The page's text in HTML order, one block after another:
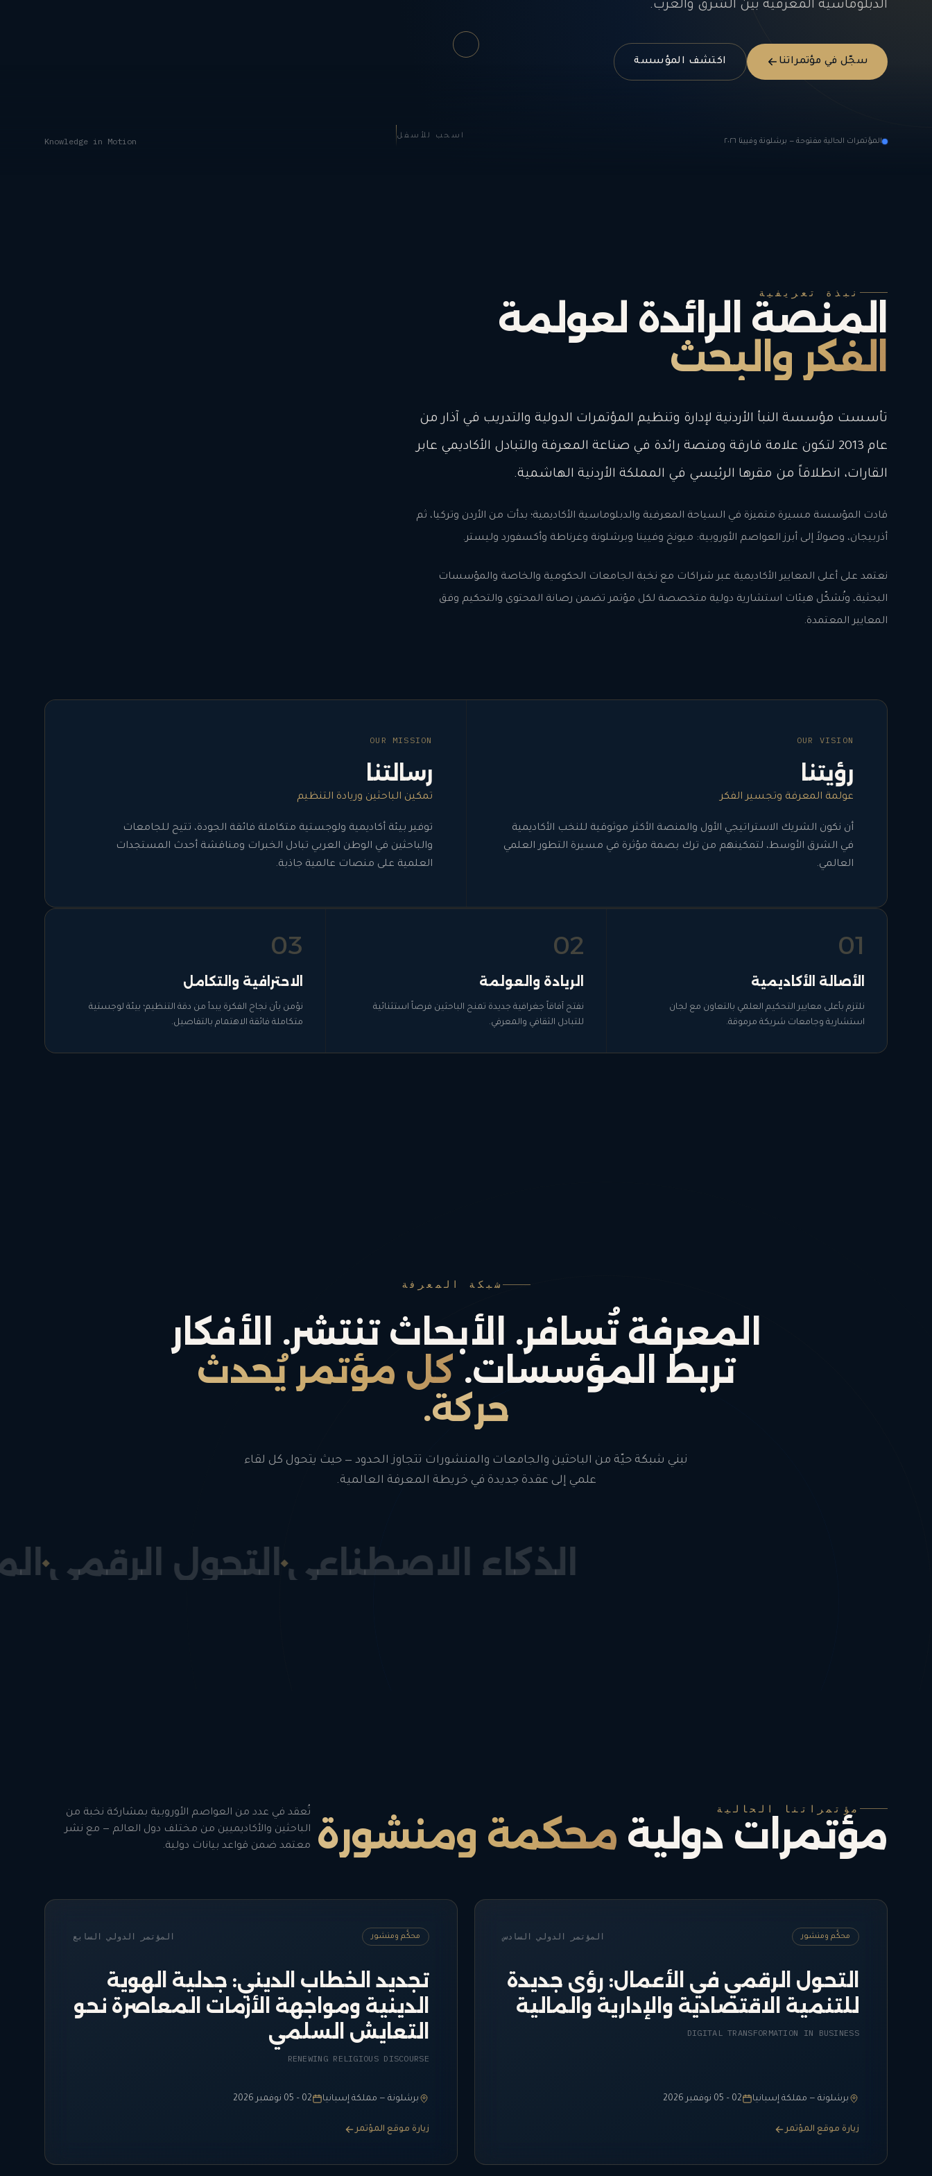
الدبلوماسية المعرفية بين الشرق والغرب.
سجّل في مؤتمراتنا اكتشف المؤسسة
المؤتمرات الحالية مفتوحة — برشلونة وفيينا ٢٠٢٦
اسحب للأسفل Knowledge in Motion
نبذة تعريفية
المنصة الرائدة لعولمة
الفكر والبحث
تأسست مؤسسة النبأ الأردنية لإدارة وتنظيم المؤتمرات الدولية والتدريب في آذار من
عام 2013 لتكون علامة فارقة ومنصة رائدة في صناعة المعرفة والتبادل الأكاديمي عابر
القارات، انطلاقاً من مقرها الرئيسي في المملكة الأردنية الهاشمية.
قادت المؤسسة مسيرة متميزة في السياحة المعرفية والدبلوماسية الأكاديمية؛ بدأت من الأردن وتركيا، ثم
أذربيجان، وصولاً إلى أبرز العواصم الأوروبية: ميونخ وفيينا وبرشلونة وغرناطة وأكسفورد وليستر.
نعتمد على أعلى المعايير الأكاديمية عبر شراكات مع نخبة الجامعات الحكومية والخاصة والمؤسسات
البحثية، ونُشكّل هيئات استشارية دولية متخصصة لكل مؤتمر تضمن رصانة المحتوى والتحكيم وفق
المعايير المعتمدة.
OUR VISION
رؤيتنا
عولمة المعرفة وتجسير الفكر
أن نكون الشريك الاستراتيجي الأول والمنصة الأكثر موثوقية للنخب الأكاديمية
في الشرق الأوسط، لتمكينهم من ترك بصمة مؤثرة في مسيرة التطور العلمي
العالمي.
OUR MISSION
رسالتنا
تمكين الباحثين وريادة التنظيم
توفير بيئة أكاديمية ولوجستية متكاملة فائقة الجودة، تتيح للجامعات
والباحثين في الوطن العربي تبادل الخبرات ومناقشة أحدث المستجدات
العلمية على منصات عالمية جاذبة.
01
الأصالة الأكاديمية
نلتزم بأعلى معايير التحكيم العلمي بالتعاون مع لجان
استشارية وجامعات شريكة مرموقة.
02
الريادة والعولمة
نفتح آفاقاً جغرافية جديدة تمنح الباحثين فرصاً استثنائية
للتبادل الثقافي والمعرفي.
03
الاحترافية والتكامل
نؤمن بأن نجاح الفكرة يبدأ من دقة التنظيم؛ بيئة لوجستية
متكاملة فائقة الاهتمام بالتفاصيل.
شبكة المعرفة
المعرفة تُسافر. الأبحاث تنتشر. الأفكار
تربط المؤسسات. كل مؤتمر يُحدث
حركة.
نبني شبكة حيّة من الباحثين والجامعات والمنشورات تتجاوز الحدود — حيث يتحول كل لقاء
علمي إلى عقدة جديدة في خريطة المعرفة العالمية.
الذكاء الاصطناعي التحول
مؤتمراتنا الحالية
مؤتمرات دولية محكّمة ومنشورة
تُعقد في عدد من العواصم الأوروبية بمشاركة نخبة من
الباحثين والأكاديميين من مختلف دول العالم — مع نشر
معتمد ضمن قواعد بيانات دولية.
محكَّم ومنشور المؤتمر الدولي السادس
التحول الرقمي في الأعمال: رؤى جديدة
للتنمية الاقتصادية والإدارية والمالية
DIGITAL TRANSFORMATION IN BUSINESS
برشلونة — مملكة إسبانيا 02 – 05 نوفمبر 2026
زيارة موقع المؤتمر
محكَّم ومنشور المؤتمر الدولي السابع
تجديد الخطاب الديني: جدلية الهوية
الدينية ومواجهة الأزمات المعاصرة نحو
التعايش السلمي
RENEWING RELIGIOUS DISCOURSE
برشلونة — مملكة إسبانيا 02 – 05 نوفمبر 2026
زيارة موقع المؤتمر